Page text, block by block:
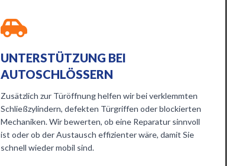
UNTERSTÜTZUNG BEI
AUTOSCHLÖSSERN
Zusätzlich zur Türöffnung helfen wir bei verklemmten
Schließzylindern, defekten Türgriffen oder blockierten
Mechaniken. Wir bewerten, ob eine Reparatur sinnvoll
ist oder ob der Austausch effizienter wäre, damit Sie
schnell wieder mobil sind.